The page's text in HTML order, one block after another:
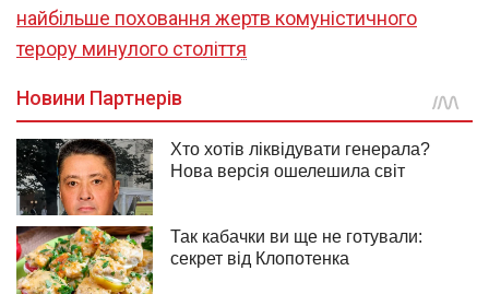
найбільше поховання жертв комуністичного
терору минулого століття